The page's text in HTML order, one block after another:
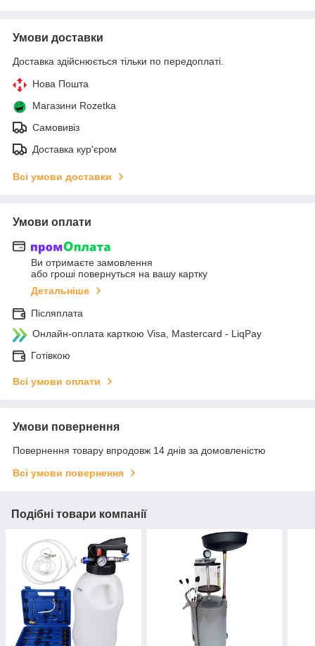
Умови доставки
Доставка здійснюється тільки по передоплаті.
Нова Пошта
Магазини Rozetka
Самовивіз
Доставка кур'єром
Всі умови доставки
Умови оплати
Ви отримаєте замовлення
або гроші повернуться на вашу картку
Детальніше
Післяплата
Онлайн-оплата карткою Visa, Mastercard - LiqPay
Готівкою
Всі умови оплати
Умови повернення
Повернення товару впродовж 14 днів за домовленістю
Всі умови повернення
Подібні товари компанії